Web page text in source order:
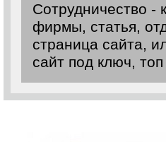
Сотрудничество -
фирмы, статья,
страница сайта,
сайт под ключ,